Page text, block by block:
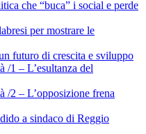
che “buca” i social e perde
per mostrare le
futuro di crescita e sviluppo
/1 – L’esultanza del
/2 – L’opposizione frena
a sindaco di Reggio